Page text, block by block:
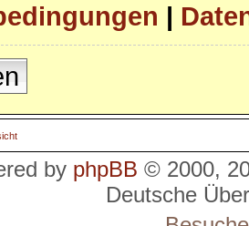
|
by phpBB © 2000,
Deutsche